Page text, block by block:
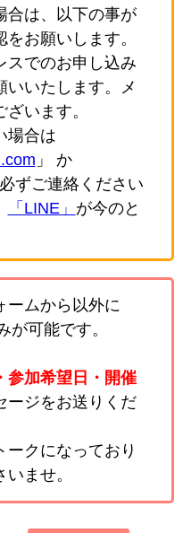
合は、以下の事が
お願いします。
でのお申し込み
いいたします。メ
います。
場合は
」 か
ずご連絡ください
「LINE」 が今のと
ームから以外に
が可能です。
参加希望日・開催
ージをお送りくだ
ークになっており
ませ。